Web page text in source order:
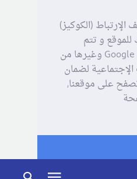
(الكوكيز)
و تتم
مشاركة بعض المعلومات مع Google وغيرها من
الإجتماعية لضمان
على موقعنا,